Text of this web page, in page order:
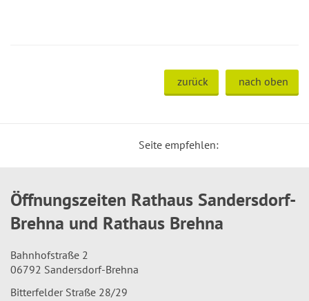
zurück nach oben
Seite empfehlen:
Öffnungszeiten Rathaus Sandersdorf-
Brehna und Rathaus Brehna
Bahnhofstraße 2
06792 Sandersdorf-Brehna
Bitterfelder Straße 28/29